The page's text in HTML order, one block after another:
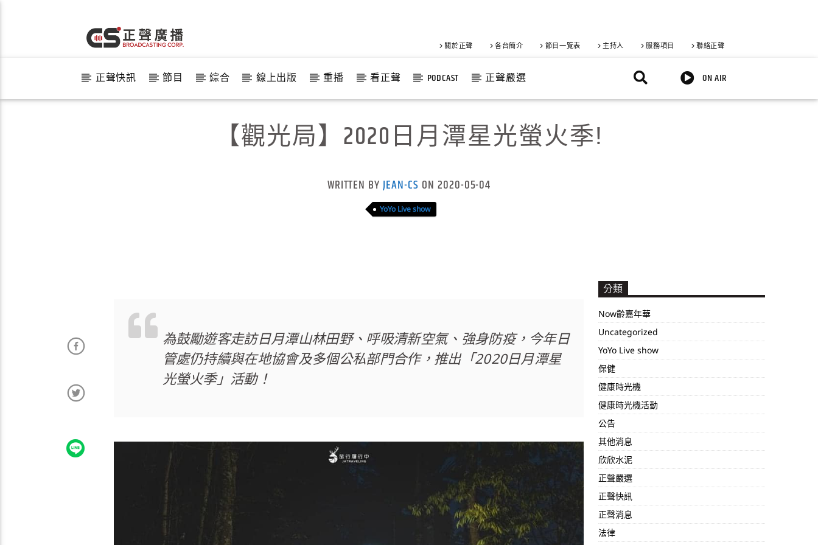
關於正聲 各台簡介 節目一覽表 主持人 服務項目 聯絡正聲
正聲快訊 節目 綜合 線上出版 重播 看正聲 PODCAST 正聲嚴選 ON AIR
【觀光局】2020日月潭星光螢火季!
WRITTEN BYJEAN-CS ON 2020-05-04
YoYo Live show
為鼓勵遊客走訪日月潭山林田野、呼吸清新空氣、強身防疫，今年日
管處仍持續與在地協會及多個公私部門合作，推出「2020日月潭星
光螢火季」活動！
分類
Now齡嘉年華
Uncategorized
YoYo Live show
保健
健康時光機
健康時光機活動
公告
其他消息
欣欣水泥
正聲嚴選
正聲快訊
正聲消息
法律